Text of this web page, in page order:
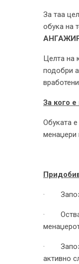
За таа
обука на
Целта на
подобри
За кого е
Обуката
менаџери
·
·
·
активно